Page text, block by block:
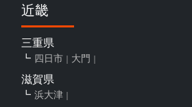
近畿
三重県
四日市 大門
滋賀県
浜大津